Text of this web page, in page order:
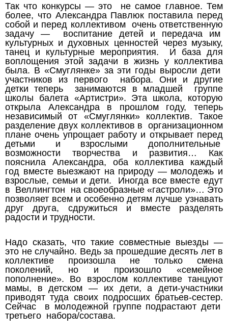
Так что конкурсы — это не самое главное. Тем
более, что Александра Павлюк поставила перед
собой и перед коллективом очень ответственную
задачу — воспитание детей и передача им
культурных и духовных ценностей через музыку,
танец и культурные мероприятия. И база для
воплощения этой задачи в жизнь у коллектива
была. В «Смуглянке» за эти годы выросли дети
участников из первого набора. Они и другие
детки теперь занимаются в младшей группе
школы балета «Артистри». Эта школа, которую
открыла Александра в прошлом году, теперь
независимый от «Смуглянки» коллектив. Такое
разделение двух коллективов в организационном
плане очень упрощает работу и открывает перед
детьми и взрослыми дополнительные
возможности творчества и развития… Как
пояснила Александра, оба коллектива каждый
год вместе выезжают на природу — молодежь и
взрослые, семьи и дети. Иногда все вместе едут
в Веллингтон на своеобразные «гастроли»… Это
позволяет всем и особенно детям лучше узнавать
друг друга, сдружиться и вместе разделять
радости и трудности.
Надо сказать, что такие совместные выезды —
это не случайно. Ведь за прошедшие десять лет в
коллективе произошла не только смена
поколений, но и произошло «семейное
пополнение». Во взрослом коллективе танцуют
мамы, в детском — их дети, а дети-участники
приводят туда своих подросших братьев-сестер.
Сейчас в молодежной группе подрастают дети
третьего набора/состава.